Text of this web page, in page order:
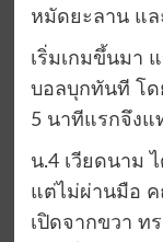
หมัดยะลาน แล
เริ่มเกมขึ้นมา
บอลบุกทันที โด
5 นาทีแรกจึงแ
น.4 เวียดนาม
แต่ไม่ผ่านมือ
เปิดจากขวา ท